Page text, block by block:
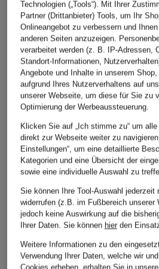
NAPAPIJRI
Leinenhemd G-LINEN
LS Regular Fit
CHF 109
Ursprünglich:CHF 149
Grasegger
Trachtenhemd
KISSING Extra
Fit mit
CHF 55
Ursprünglich:
Technologien („Tools“). Mit Ihrer
Partner (Drittanbieter) Tools, um Ihr
Onlineangebot zu verbessern und
anderen Seiten anzuzeigen.
verarbeitet werden (z. B. IP-Adressen,
Standort-Informationen,
Angebote und Inhalte in unserem
aufgrund Ihres Nutzerverhaltens auf
unserer Webseite, um diese für Sie zu
Optimierung der Werbeaussteuerung.
Klicken Sie auf „Ich stimme zu“ um
direkt zur Webseite weiter zu
Einstellungen“, um eine detaillierte
Kategorien und eine Übersicht der
sowie eine individuelle Auswahl zu
Sie können Ihre Tool-Auswahl jederzeit
widerrufen (z.B. im Fußbereich unserer
jedoch keine Auswirkung auf die
Ihrer Daten. Sie können hierden
Weitere Informationen zu den
Verwendung Ihrer Daten, welche wir
Cookies erheben, erhalten Sie in